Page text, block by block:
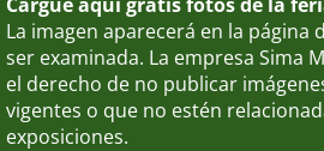
La imagen aparecerá en la página
ser examinada. La empresa Sima
el derecho de no publicar
vigentes o que no estén
exposiciones.
Sectores de proveedor de